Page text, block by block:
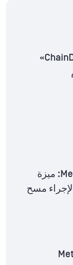
عودة «شاي-هولود»: دودة «ChainDrop»
إصدار MetaDefender™ Drive .4.7: ميزة
لإجراء مسح